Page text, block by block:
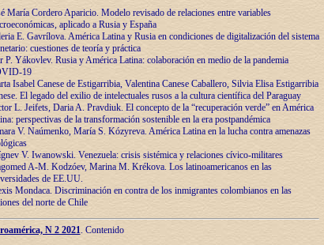
María Cordero Aparicio. Modelo revisado de relaciones entre variables
aplicado a Rusia y España
E. Gavrílova. América Latina y Rusia en condiciones de digitalización del sistema
cuestiones de teoría y práctica
P. Yákovlev. Rusia y América Latina: colaboración en medio de la pandemia
19
Isabel Canese de Estigarribia, Valentina Canese Caballero, Silvia Elisa Estigarribia
El legado del exilio de intelectuales rusos a la cultura científica del Paraguay
L. Jeifets, Daria A. Pravdiuk. El concepto de la “recuperación verde” en América
perspectivas de la transformación sostenible en la era postpandémica
V. Naúmenko, María S. Kózyreva. América Latina en la lucha contra amenazas
V. Iwanowski. Venezuela: crisis sistémica y relaciones cívico-militares
A-M. Kodzóev, Marina M. Krékova. Los latinoamericanos en las
de EE.UU.
Mondaca. Discriminación en contra de los inmigrantes colombianos en las
del norte de Chile
N 2 2021. Contenido